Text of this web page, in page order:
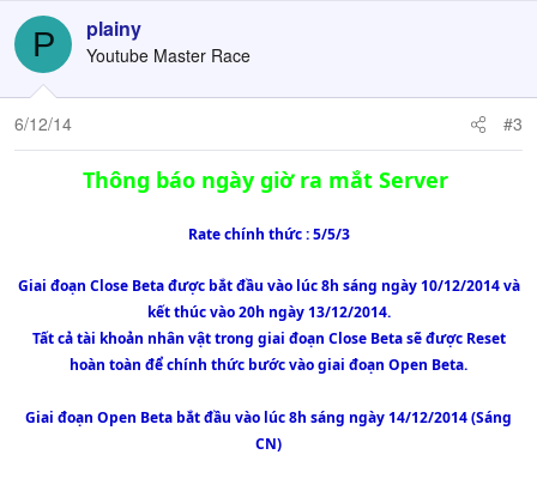
P plainy
Youtube Master Race
6/12/14 #3
Thông báo ngày giờ ra mắt Server
Rate chính thức : 5/5/3​
Giai đoạn Close Beta được bắt đầu vào lúc 8h sáng ngày 10/12/2014 và
kết thúc vào 20h ngày 13/12/2014.
Tất cả tài khoản nhân vật trong giai đoạn Close Beta sẽ được Reset
hoàn toàn để chính thức bước vào giai đoạn Open Beta.
Giai đoạn Open Beta bắt đầu vào lúc 8h sáng ngày 14/12/2014 (Sáng
CN)